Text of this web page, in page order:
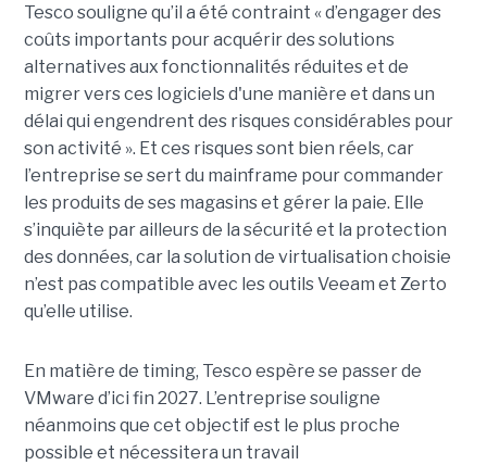
Tesco souligne qu’il a été contraint « d’engager des
coûts importants pour acquérir des solutions
alternatives aux fonctionnalités réduites et de
migrer vers ces logiciels d'une manière et dans un
délai qui engendrent des risques considérables pour
son activité ». Et ces risques sont bien réels, car
l’entreprise se sert du mainframe pour commander
les produits de ses magasins et gérer la paie. Elle
s’inquiète par ailleurs de la sécurité et la protection
des données, car la solution de virtualisation choisie
n’est pas compatible avec les outils Veeam et Zerto
qu’elle utilise.
En matière de timing, Tesco espère se passer de
VMware d’ici fin 2027. L’entreprise souligne
néanmoins que cet objectif est le plus proche
possible et nécessitera un travail